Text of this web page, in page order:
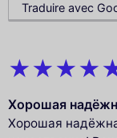
Traduire avec
Хорошая
Хорошая